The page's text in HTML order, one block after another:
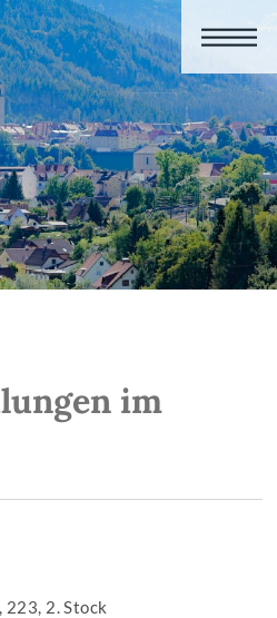
im
2. Stock